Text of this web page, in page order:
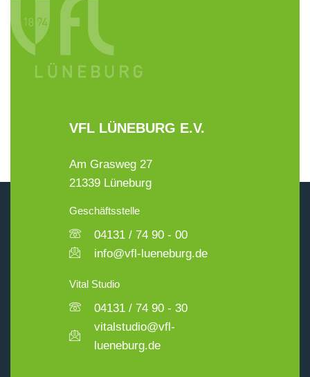
VFL LÜNEBURG E.V.
Am Grasweg 27
21339 Lüneburg
Geschäftsstelle
04131 / 74 90 - 00
info@vfl-lueneburg.de
Vital Studio
04131 / 74 90 - 30
vitalstudio@vfl-
lueneburg.de